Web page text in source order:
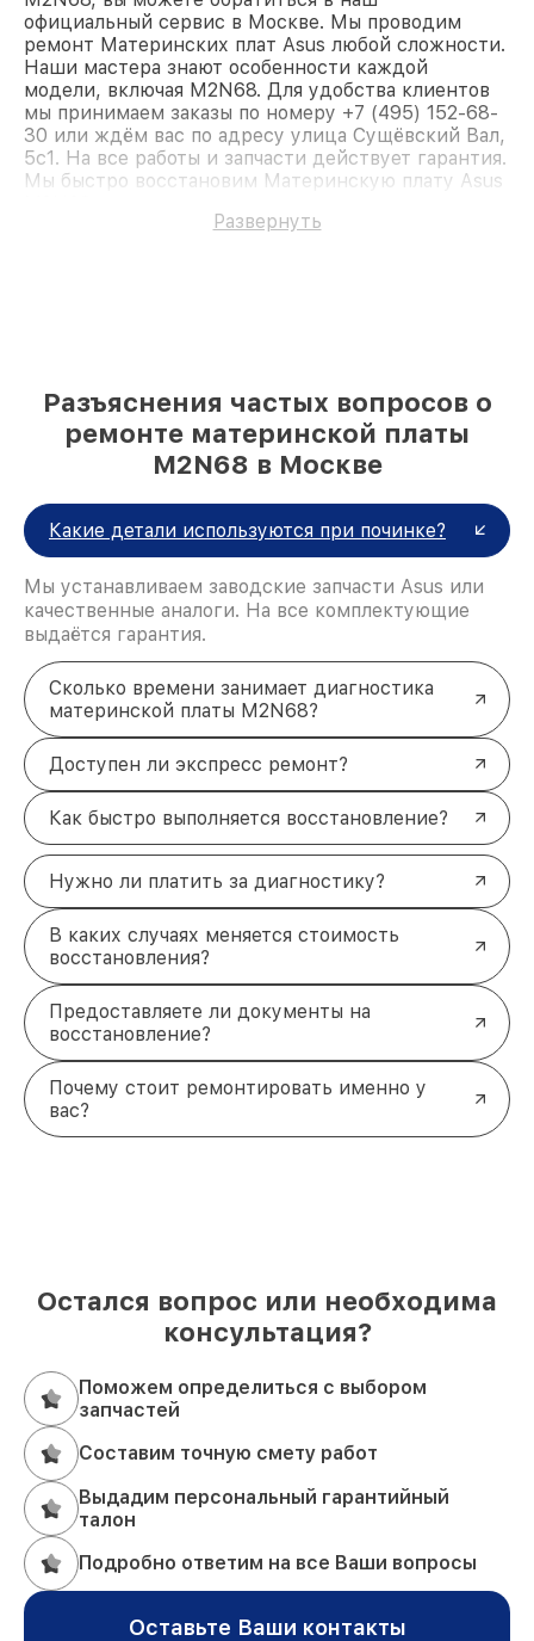
официальный сервис в Москве. Мы проводим
ремонт Материнских плат Asus любой сложности.
Наши мастера знают особенности каждой
модели, включая M2N68. Для удобства клиентов
мы принимаем заказы по номеру +7 (495) 152-68-
30 или ждём вас по адресу улица Сущёвский Вал,
5с1. На все работы и запчасти действует гарантия.
Мы быстро восстановим Материнскую плату Asus
Развернуть
Разъяснения частых вопросов о
ремонте материнской платы
M2N68 в Москве
Какие детали используются при починке?
Мы устанавливаем заводские запчасти Asus или
качественные аналоги. На все комплектующие
выдаётся гарантия.
Сколько времени занимает диагностика
материнской платы M2N68?
Доступен ли экспресс ремонт?
Как быстро выполняется восстановление?
Нужно ли платить за диагностику?
В каких случаях меняется стоимость
восстановления?
Предоставляете ли документы на
восстановление?
Почему стоит ремонтировать именно у
вас?
Остался вопрос или необходима
консультация?
Поможем определиться с выбором
запчастей
Составим точную смету работ
Выдадим персональный гарантийный
талон
Подробно ответим на все Ваши вопросы
Оставьте Ваши контакты